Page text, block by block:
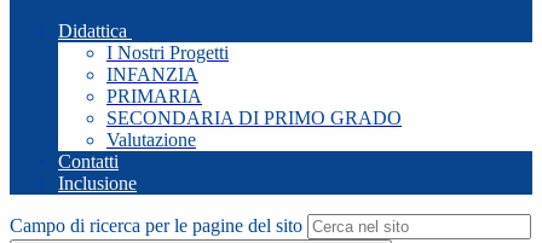
Didattica
I Nostri Progetti
INFANZIA
PRIMARIA
SECONDARIA DI PRIMO GRADO
Valutazione
Contatti
Inclusione
Campo di ricerca per le pagine del sito